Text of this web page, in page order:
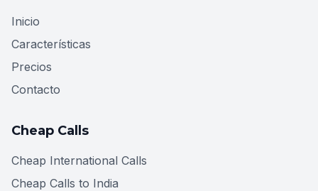
Inicio
Características
Precios
Contacto
Cheap Calls
Cheap International Calls
Cheap Calls to India